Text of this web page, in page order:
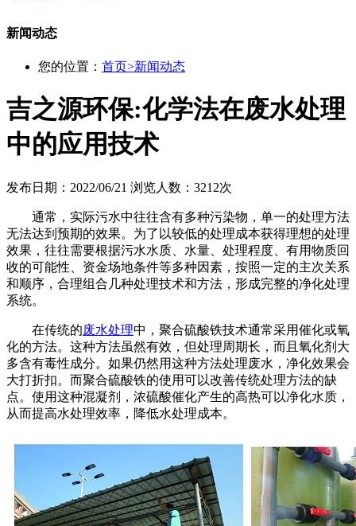
新闻动态
您的位置： 首页>新闻动态
吉之源环保:化学法在废水处理
中的应用技术
发布日期：2022/06/21 浏览人数：3212次
通常，实际污水中往往含有多种污染物，单一的处理方法
无法达到预期的效果。为了以较低的处理成本获得理想的处理
效果，往往需要根据污水水质、水量、处理程度、有用物质回
收的可能性、资金场地条件等多种因素，按照一定的主次关系
和顺序，合理组合几种处理技术和方法，形成完整的净化处理
系统。
在传统的废水处理中，聚合硫酸铁技术通常采用催化或氧
化的方法。这种方法虽然有效，但处理周期长，而且氧化剂大
多含有毒性成分。如果仍然用这种方法处理废水，净化效果会
大打折扣。而聚合硫酸铁的使用可以改善传统处理方法的缺
点。使用这种混凝剂，浓硫酸催化产生的高热可以净化水质，
从而提高水处理效率，降低水处理成本。